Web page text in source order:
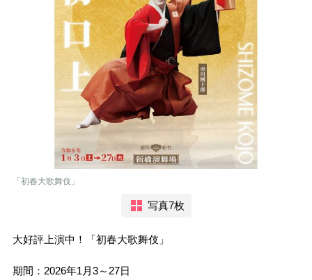
「初春大歌舞伎」
写真7枚
大好評上演中！「初春大歌舞伎」
期間：2026年1月3～27日